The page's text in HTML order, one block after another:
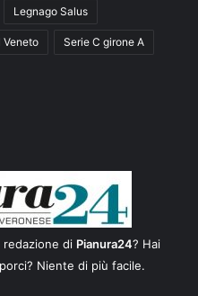
Legnago Salus
Veneto Serie C girone A
redazione di Pianura24? Hai
Niente di più facile.